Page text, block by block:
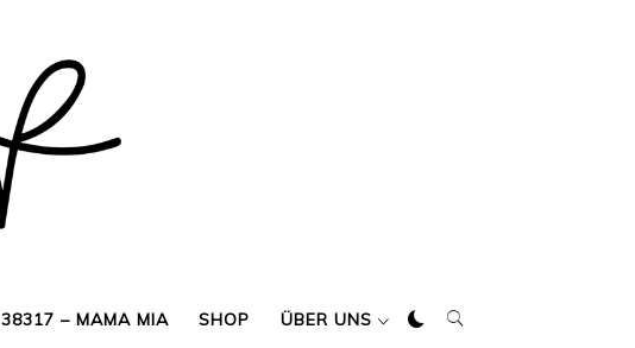
38317 – MAMA MIA SHOP ÜBER UNS